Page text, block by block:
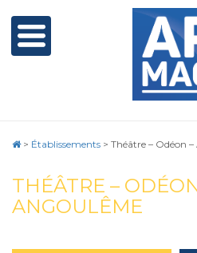
> Établissements > Théâtre – Odéon
THÉÂTRE –
ANGOULÊME